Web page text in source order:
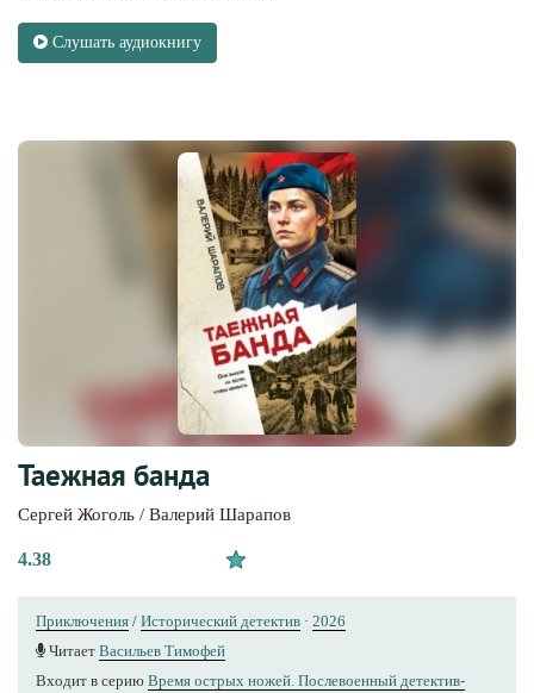
Слушать аудиокнигу
Таежная банда
Сергей Жоголь / Валерий Шарапов
4.38
Приключения / Исторический детектив · 2026
Читает Васильев Тимофей
Входит в серию Время острых ножей. Послевоенный детектив-